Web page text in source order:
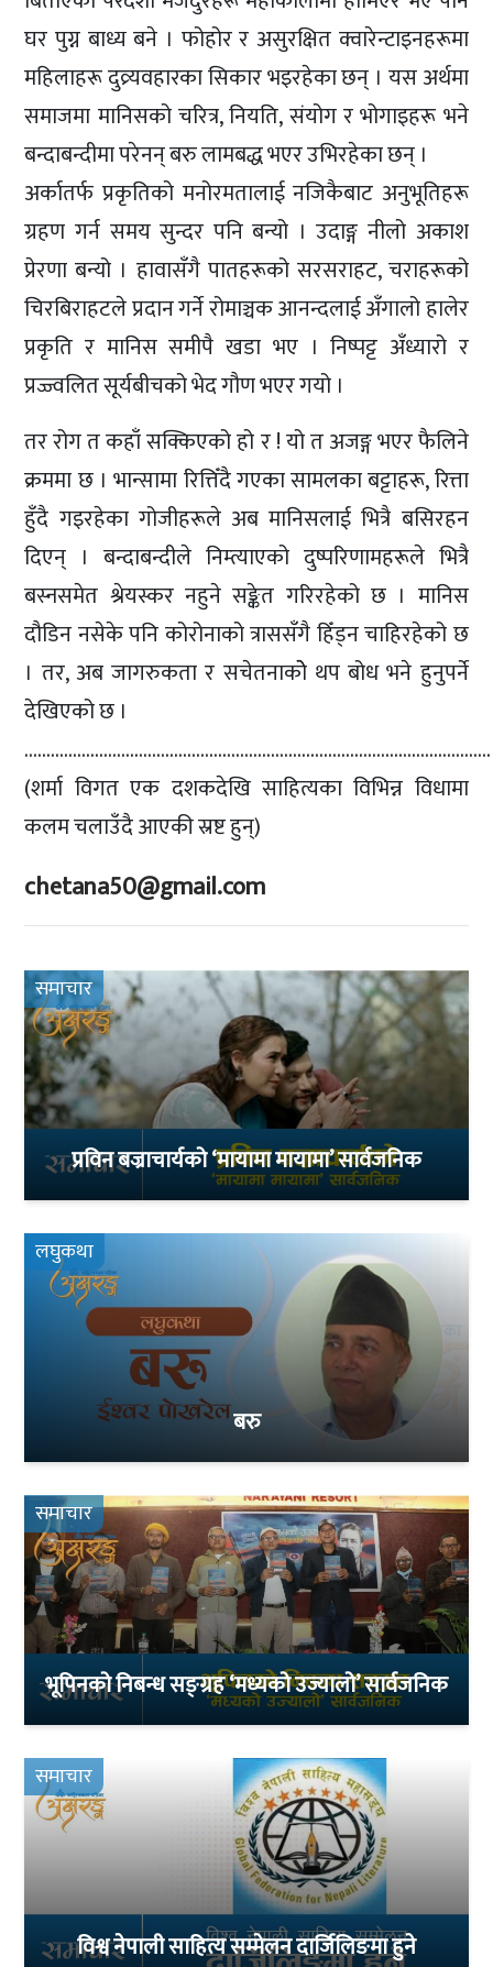
घर पुग्न बाध्य बने । फोहोर र असुरक्षित क्वारेन्टाइनहरूमा
महिलाहरू दुव्र्यवहारका सिकार भइरहेका छन् । यस अर्थमा
समाजमा मानिसको चरित्र, नियति, संयोग र भोगाइहरू भने
बन्दाबन्दीमा परेनन् बरु लामबद्ध भएर उभिरहेका छन् ।
अर्कातर्फ प्रकृतिको मनोरमतालाई नजिकैबाट अनुभूतिहरू
ग्रहण गर्न समय सुन्दर पनि बन्यो । उदाङ्ग नीलो अकाश
प्रेरणा बन्यो । हावासँगै पातहरूको सरसराहट, चराहरूको
चिरबिराहटले प्रदान गर्ने रोमाञ्चक आनन्दलाई अँगालो हालेर
प्रकृति र मानिस समीपै खडा भए । निष्पट्ट अँध्यारो र
प्रज्ज्वलित सूर्यबीचको भेद गौण भएर गयो ।
तर रोग त कहाँ सक्किएको हो र ! यो त अजङ्ग भएर फैलिने
क्रममा छ । भान्सामा रित्तिँदै गएका सामलका बट्टाहरू, रित्ता
हुँदै गइरहेका गोजीहरूले अब मानिसलाई भित्रै बसिरहन
दिएन् । बन्दाबन्दीले निम्त्याएको दुष्परिणामहरूले भित्रै
बस्नसमेत श्रेयस्कर नहुने सङ्केत गरिरहेको छ । मानिस
दौडिन नसेके पनि कोरोनाको त्राससँगै हिँड्न चाहिरहेको छ
। तर, अब जागरुकता र सचेतनाकोे थप बोध भने हुनुपर्ने
देखिएको छ ।
…………………………………………………………………………………………….
(शर्मा विगत एक दशकदेखि साहित्यका विभिन्न विधामा
कलम चलाउँदै आएकी स्रष्ट हुन्)
chetana50@gmail.com
समाचार
प्रविन बज्राचार्यको ‘मायामा मायामा’ सार्वजनिक
लघुकथा
बरु
समाचार
भूपिनको निबन्ध सङ्ग्रह ‘मध्यको उज्यालो’ सार्वजनिक
समाचार
विश्व नेपाली साहित्य सम्मेलन दार्जिलिङमा हुने